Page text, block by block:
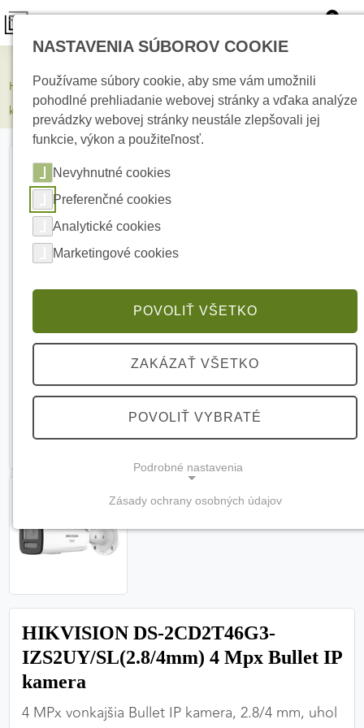
0
HIKVISION DS-2CD2T46G3-IZS2UY/SL(2.8/4mm) 4 Mpx Bullet IP
kamera
HIKVISION DS-2CD2T46G3-
IZS2UY/SL(2.8/4mm) 4 Mpx Bullet IP
kamera
4 MPx vonkajšia Bullet IP kamera, 2.8/4 mm, uhol
NASTAVENIA SÚBOROV COOKIE
Používame súbory cookie, aby sme vám umožnili
pohodlné prehliadanie webovej stránky a vďaka analýze
prevádzky webovej stránky neustále zlepšovali jej
funkcie, výkon a použiteľnosť.
Nevyhnutné cookies
Preferenčné cookies
Analytické cookies
Marketingové cookies
POVOLIŤ VŠETKO
ZAKÁZAŤ VŠETKO
POVOLIŤ VYBRATÉ
Podrobné nastavenia
(vždy aktívne, nemožno vypnúť)
webovej stránky a bez nich by nebolo možné
zabezpečiť jej plnú funkčnosť.
Nevyhnutné cookies
PREFERENČNÉ COOKIES
Zásady ochrany osobných údajov